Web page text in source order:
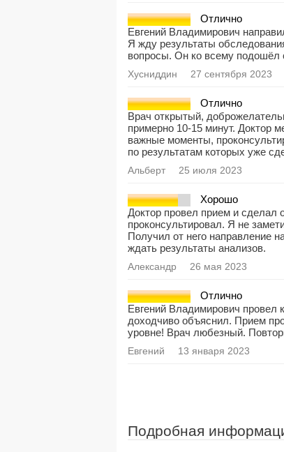
Отлично
Евгений Владимирович
Я жду результаты
вопросы. Он ко всему подошёл
Хусниддин 27 сентября 2023
Отлично
Врач открытый,
примерно 10-15 минут. Доктор
важные моменты,
по результатам которых уже
Альберт 25 июля 2023
Хорошо
Доктор провел прием и сделал
проконсультировал. Я не
Получил от него направление
ждать результаты анализов.
Александр 26 мая 2023
Отлично
Евгений Владимирович провел
доходчиво объяснил. Прием
уровне! Врач любезный.
Евгений 13 января 2023
Подробная